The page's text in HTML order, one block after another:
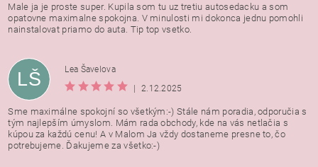
Male ja je proste super. Kupila som tu uz tretiu autosedacku a som
opatovne maximalne spokojna. V minulosti mi dokonca jednu pomohli
nainstalovat priamo do auta. Tip top vsetko.
LŠ
Lea Šavelova
|
2.12.2025
Sme maximálne spokojní so všetkým:-) Stále nám poradia, odporučia s
tým najlepším úmyslom. Mám rada obchody, kde na vás netlačia s
kúpou za každú cenu! A v Malom Ja vždy dostaneme presne to, čo
potrebujeme. Ďakujeme za všetko:-)